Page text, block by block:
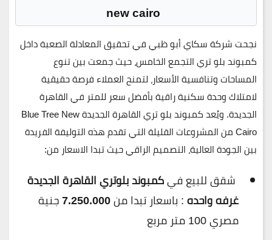
new cairo
نجحت شركة سكاي أبو ظبي في تحقيق المعادلة الصعبة داخل
كمبوند بلو تري التجمع الخامس، حيث جمعت بين تنوع
المساحات وتنافسية الأسعار، لتمنح العملاء فرصة حقيقية
لامتلاك وحدة سكنية راقية بأفضل سعر للمتر في القاهرة
الجديدة. ويُعد كمبوند بلو تري القاهرة الجديدةBlue Tree New
Cairoمن المشروعات القليلة التي تقدم هذه التوليفة الفريدة
بين الجودة العالية، التصميم الراقي حيث تبدا الاسعار من:
شقق للبيع فيكمبوند بلوتري القاهرة الجديدة
غرفه واحده: باسعار تبدا من7.250.000جنية
مصري 100 متر مربع